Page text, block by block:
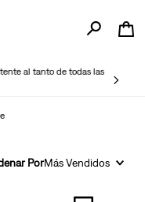
al tanto de todas las
PorMás Vendidos